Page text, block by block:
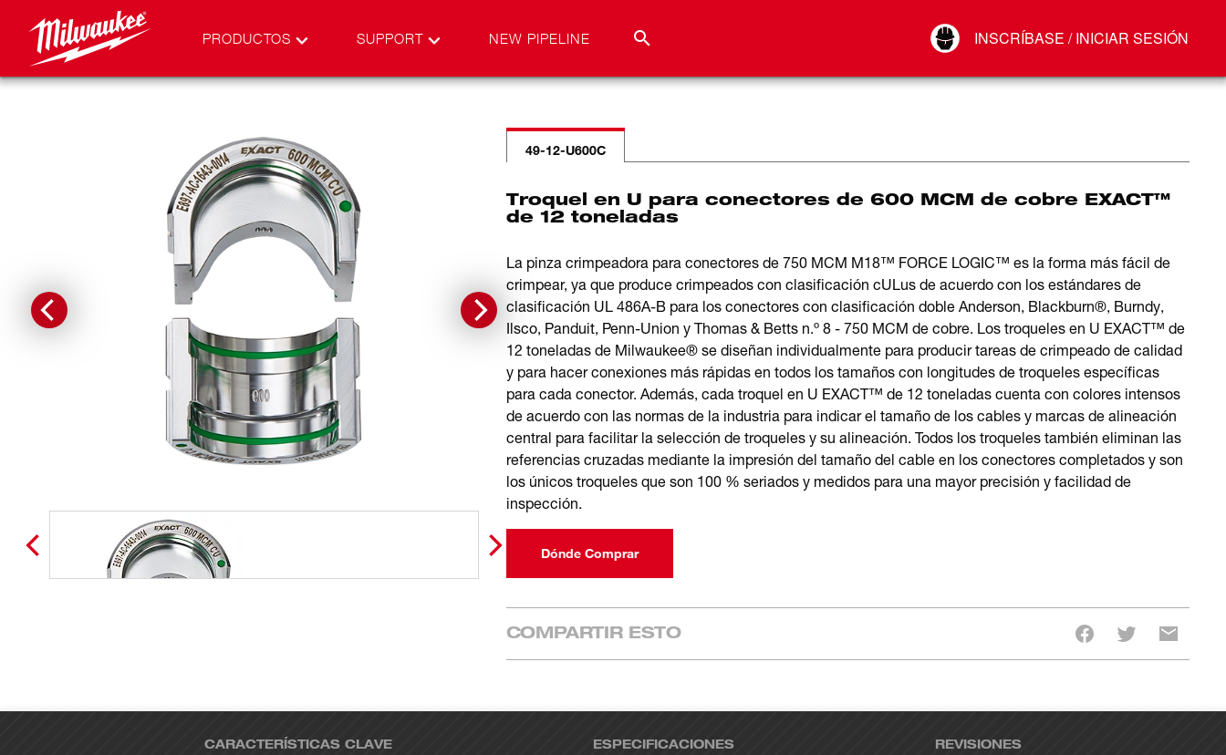
PRODUCTOS SUPPORT NEW PIPELINE INSCRÍBASE / INICIAR SESIÓN
Conectar
49-12-U600C
Troquel en U para conectores de 600 MCM de cobre EXACT™
de 12 toneladas
La pinza crimpeadora para conectores de 750 MCM M18™ FORCE LOGIC™ es la forma más fácil de
crimpear, ya que produce crimpeados con clasificación cULus de acuerdo con los estándares de
clasificación UL 486A-B para los conectores con clasificación doble Anderson, Blackburn®, Burndy,
Ilsco, Panduit, Penn-Union y Thomas & Betts n.º 8 - 750 MCM de cobre. Los troqueles en U EXACT™ de
12 toneladas de Milwaukee® se diseñan individualmente para producir tareas de crimpeado de calidad
y para hacer conexiones más rápidas en todos los tamaños con longitudes de troqueles específicas
para cada conector. Además, cada troquel en U EXACT™ de 12 toneladas cuenta con colores intensos
de acuerdo con las normas de la industria para indicar el tamaño de los cables y marcas de alineación
central para facilitar la selección de troqueles y su alineación. Todos los troqueles también eliminan las
referencias cruzadas mediante la impresión del tamaño del cable en los conectores completados y son
los únicos troqueles que son 100 % seriados y medidos para una mayor precisión y facilidad de
inspección.
Dónde Comprar
COMPARTIR ESTO
CARACTERÍSTICAS CLAVE ESPECIFICACIONES REVISIONES